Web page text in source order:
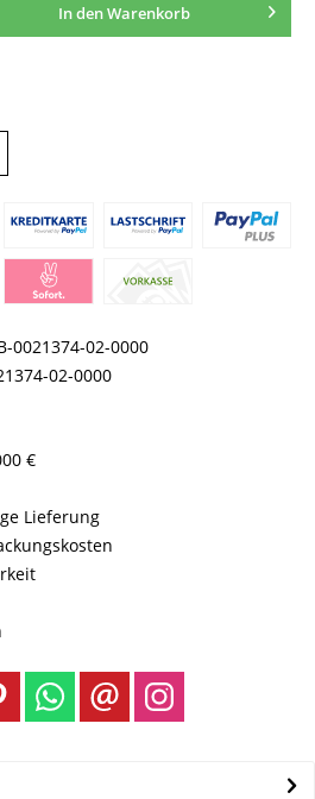
In denWarenkorb
0021374-02-0000
02-0000
€
Lieferung